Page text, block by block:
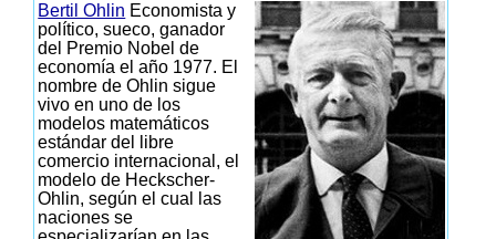
Bertil Ohlin Economista y
político, sueco, ganador
del Premio Nobel de
economía el año 1977. El
nombre de Ohlin sigue
vivo en uno de los
modelos matemáticos
estándar del libre
comercio internacional, el
modelo de Heckscher-
Ohlin, según el cual las
naciones se